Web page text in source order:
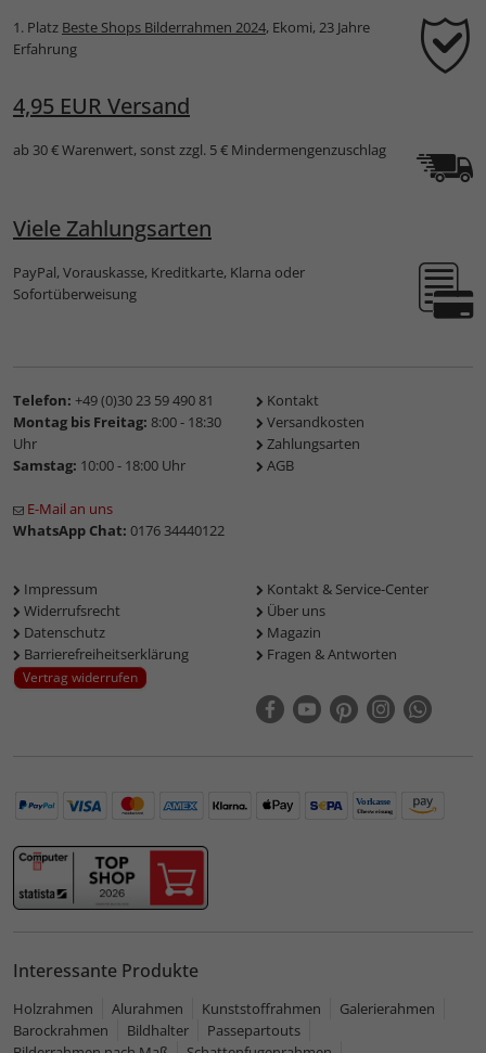
1. Platz Beste Shops Bilderrahmen 2024, Ekomi, 23 Jahre
Erfahrung
4,95 EUR Versand
ab 30 € Warenwert, sonst zzgl. 5 € Mindermengenzuschlag
Viele Zahlungsarten
PayPal, Vorauskasse, Kreditkarte, Klarna oder
Sofortüberweisung
Telefon: +49 (0)30 23 59 490 81
Montag bis Freitag: 8:00 - 18:30
Uhr
Samstag: 10:00 - 18:00 Uhr
E-Mail an uns
WhatsApp Chat: 0176 34440122
Kontakt
Versandkosten
Zahlungsarten
AGB
Impressum
Widerrufsrecht
Datenschutz
Barrierefreiheitserklärung
Vertrag widerrufen
Kontakt & Service-Center
Über uns
Magazin
Fragen & Antworten
Interessante Produkte
Holzrahmen Alurahmen Kunststoffrahmen
Galerierahmen
Barockrahmen
Bildhalter
Passepartouts